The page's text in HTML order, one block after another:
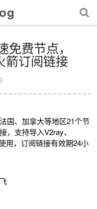
费节点，
箭订阅链接
国、加拿大等地区21个节
，支持导入V2ray、
用，订阅链接有效期24小